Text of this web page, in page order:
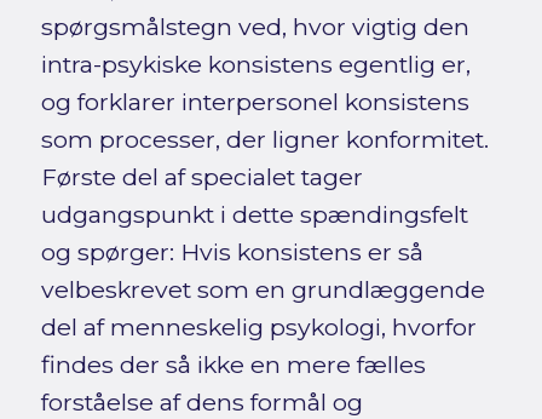
spørgsmålstegn ved, hvor vigtig den
intra-psykiske konsistens egentlig er,
og forklarer interpersonel konsistens
som processer, der ligner konformitet.
Første del af specialet tager
udgangspunkt i dette spændingsfelt
og spørger: Hvis konsistens er så
velbeskrevet som en grundlæggende
del af menneskelig psykologi, hvorfor
findes der så ikke en mere fælles
forståelse af dens formål og